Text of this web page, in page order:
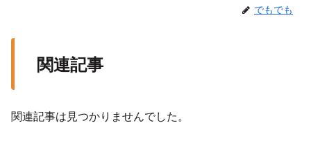
でもでも
関連記事
関連記事は見つかりませんでした。